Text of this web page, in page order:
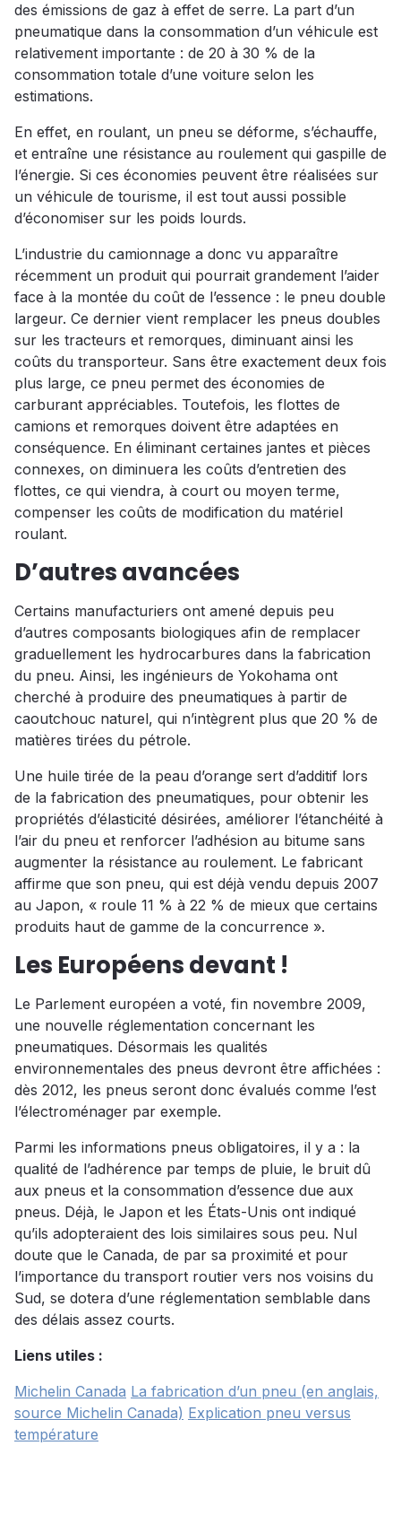
des émissions de gaz à effet de serre. La part d’un
pneumatique dans la consommation d’un véhicule est
relativement importante : de 20 à 30 % de la
consommation totale d’une voiture selon les
estimations.
En effet, en roulant, un pneu se déforme, s’échauffe,
et entraîne une résistance au roulement qui gaspille de
l’énergie. Si ces économies peuvent être réalisées sur
un véhicule de tourisme, il est tout aussi possible
d’économiser sur les poids lourds.
L’industrie du camionnage a donc vu apparaître
récemment un produit qui pourrait grandement l’aider
face à la montée du coût de l’essence : le pneu double
largeur. Ce dernier vient remplacer les pneus doubles
sur les tracteurs et remorques, diminuant ainsi les
coûts du transporteur. Sans être exactement deux fois
plus large, ce pneu permet des économies de
carburant appréciables. Toutefois, les flottes de
camions et remorques doivent être adaptées en
conséquence. En éliminant certaines jantes et pièces
connexes, on diminuera les coûts d’entretien des
flottes, ce qui viendra, à court ou moyen terme,
compenser les coûts de modification du matériel
roulant.
D’autres avancées
Certains manufacturiers ont amené depuis peu
d’autres composants biologiques afin de remplacer
graduellement les hydrocarbures dans la fabrication
du pneu. Ainsi, les ingénieurs de Yokohama ont
cherché à produire des pneumatiques à partir de
caoutchouc naturel, qui n’intègrent plus que 20 % de
matières tirées du pétrole.
Une huile tirée de la peau d’orange sert d’additif lors
de la fabrication des pneumatiques, pour obtenir les
propriétés d’élasticité désirées, améliorer l’étanchéité à
l’air du pneu et renforcer l’adhésion au bitume sans
augmenter la résistance au roulement. Le fabricant
affirme que son pneu, qui est déjà vendu depuis 2007
au Japon, « roule 11 % à 22 % de mieux que certains
produits haut de gamme de la concurrence ».
Les Européens devant !
Le Parlement européen a voté, fin novembre 2009,
une nouvelle réglementation concernant les
pneumatiques. Désormais les qualités
environnementales des pneus devront être affichées :
dès 2012, les pneus seront donc évalués comme l’est
l’électroménager par exemple.
Parmi les informations pneus obligatoires, il y a : la
qualité de l’adhérence par temps de pluie, le bruit dû
aux pneus et la consommation d’essence due aux
pneus. Déjà, le Japon et les États-Unis ont indiqué
qu’ils adopteraient des lois similaires sous peu. Nul
doute que le Canada, de par sa proximité et pour
l’importance du transport routier vers nos voisins du
Sud, se dotera d’une réglementation semblable dans
des délais assez courts.
Liens utiles :
Michelin Canada La fabrication d’un pneu (en anglais,
source Michelin Canada) Explication pneu versus
température